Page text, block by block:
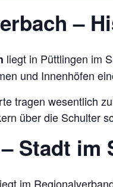
–
liegt in Püttlingen im
und Innenhöfen
tragen wesentlich
über die Schulter
Stadt im
im